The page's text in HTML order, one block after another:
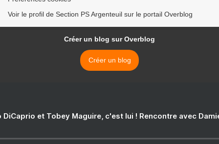
Voir le profil de Section PS Argenteuil sur le portail Overblog
Créer un blog sur Overblog
Créer un blog
DiCaprio et Tobey Maguire, c'est lui ! Rencontre avec